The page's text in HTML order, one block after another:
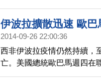
似由駭客組織「深淵熊貓」
局，在背後支持。
伊波拉擴散迅速 歐巴
2014-09-26 22:00:36
西非伊波拉疫情仍然持續，
亡。美國總統歐巴馬週四在
加緊防疫，阻止伊波拉散播